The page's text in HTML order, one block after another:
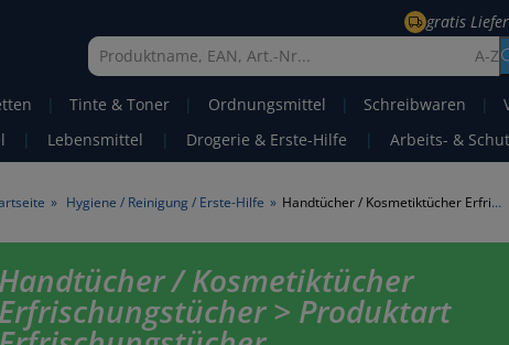
gratis
A-Z
| Tinte & Toner | Ordnungsmittel | Schreibwaren |
| Lebensmittel | Drogerie & Erste-Hilfe | Arbeits- &
» Hygiene / Reinigung / Erste-Hilfe » Handtücher / Kosmetiktücher Erfrischungstücher
Handtücher / Kosmetiktücher
Erfrischungstücher > Produktart